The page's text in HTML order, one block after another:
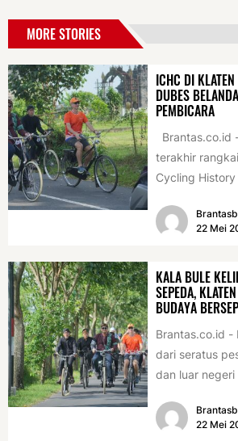
MORE STORIES
ICHC DI
DUBES
PEMBICARA
Brantas.co.id
terakhir
Cycling
istimewa.
internasional...
22 Mei
KALA BULE
SEPEDA,
BUDAYA
Brantas.co.id -
dari seratus
dan luar
Association
22 Mei